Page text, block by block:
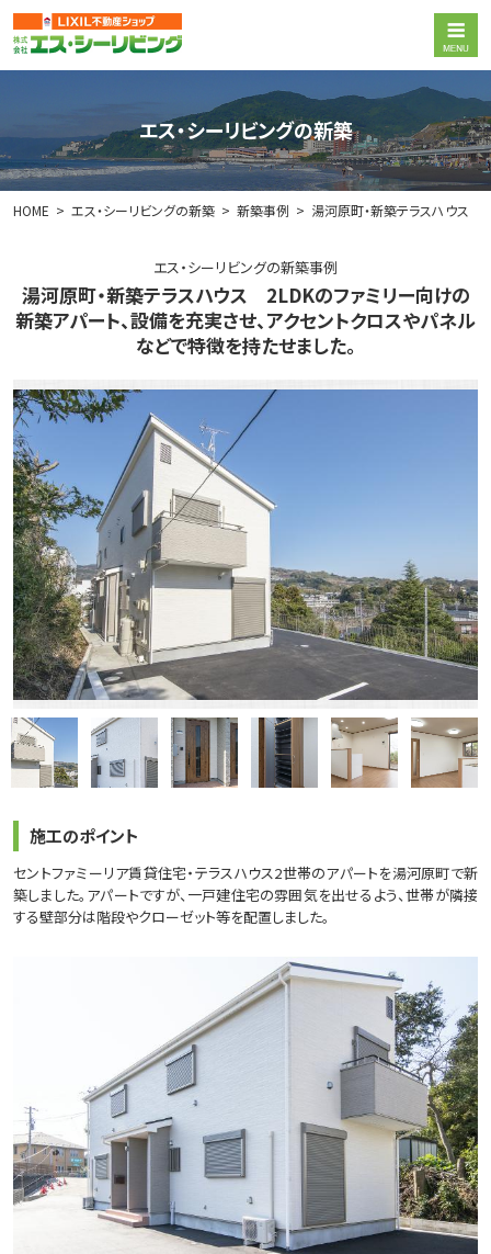
エス・シーリビングの新築
HOME エス・シーリビングの新築 新築事例 湯河原町・新築テラスハウス
エス・シーリビングの新築事例
湯河原町・新築テラスハウス 2LDKのファミリー向けの
新築アパート、設備を充実させ、アクセントクロスやパネル
などで特徴を持たせました。
施工のポイント
セントファミーリア賃貸住宅・テラスハウス2世帯のアパートを湯河原町で新
築しました。アパートですが、一戸建住宅の雰囲気を出せるよう、世帯が隣接
する壁部分は階段やクローゼット等を配置しました。